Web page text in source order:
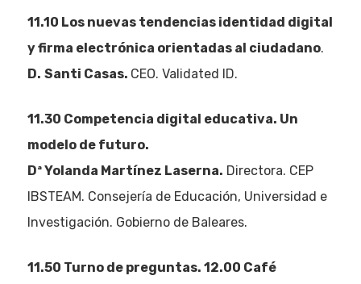
11.10 Los nuevas tendencias identidad digital
y firma electrónica orientadas al ciudadano.
D. Santi Casas. CEO. Validated ID.
11.30 Competencia digital educativa. Un
modelo de futuro.
Dª Yolanda Martínez Laserna. Directora. CEP
IBSTEAM. Consejería de Educación, Universidad e
Investigación. Gobierno de Baleares.
11.50 Turno de preguntas. 12.00 Café